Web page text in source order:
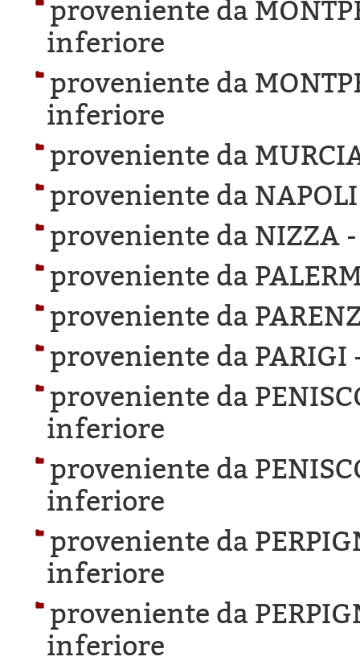
proveniente da
inferiore
proveniente da
inferiore
proveniente da
proveniente da
proveniente da NIZZA
proveniente da
proveniente da
proveniente da PARIGI
proveniente da
inferiore
proveniente da
inferiore
proveniente da
inferiore
proveniente da
inferiore